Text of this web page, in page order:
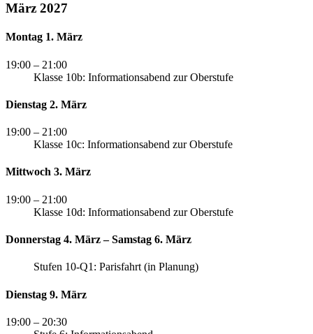
März 2027
Montag 1. März
19:00 – 21:00
Klasse 10b: Informationsabend zur Oberstufe
Dienstag 2. März
19:00 – 21:00
Klasse 10c: Informationsabend zur Oberstufe
Mittwoch 3. März
19:00 – 21:00
Klasse 10d: Informationsabend zur Oberstufe
Donnerstag 4. März – Samstag 6. März
Stufen 10-Q1: Parisfahrt (in Planung)
Dienstag 9. März
19:00 – 20:30